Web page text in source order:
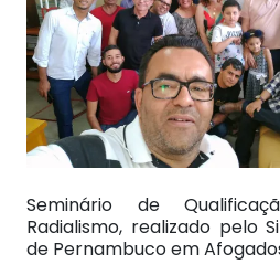
Seminário de
Radialismo, realizado pelo
de Pernambuco em